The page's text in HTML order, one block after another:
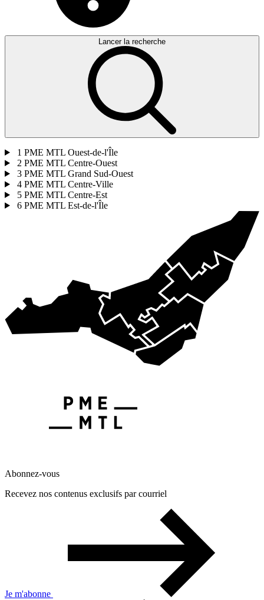
Lancer la recherche
1 PME MTL Ouest-de-l'Île
2 PME MTL Centre-Ouest
3 PME MTL Grand Sud-Ouest
4 PME MTL Centre-Ville
5 PME MTL Centre-Est
6 PME MTL Est-de-l'Île
Abonnez-vous
Recevez nos contenus exclusifs par courriel
Je m'abonne